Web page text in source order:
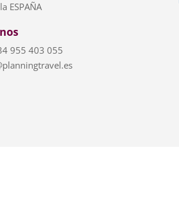
ESPAÑA
955 403 055